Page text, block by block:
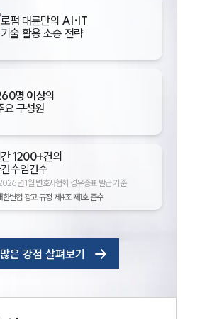
로펌 대륜만의 AI·IT
기술 활용 소송 전략
명 이상의
요 구성원
1200+건의
수임건수
년 1월 변호사협회 경유증표 발급 기준
변협 광고 규정 제4조 제1호 준수
은 강점 살펴보기